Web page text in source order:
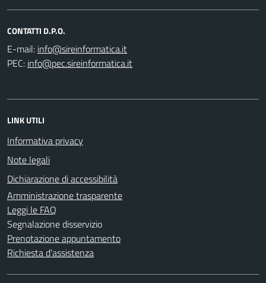
CONTATTI D.P.O.
E-mail:
PEC:
LINK UTILI
Informativa privacy
Note legali
Dichiarazione di accessibilità
Amministrazione trasparente
Leggi le FAQ
Segnalazione disservizio
Prenotazione appuntamento
Richiesta d'assistenza